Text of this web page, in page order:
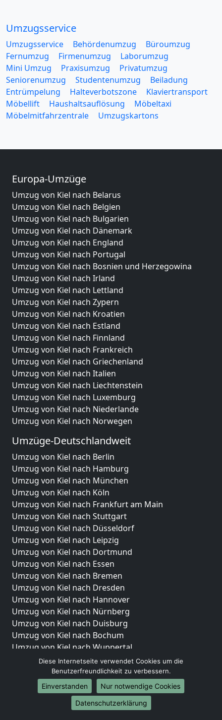
Umzugsservice
Umzugsservice Behördenumzug
Büroumzug
Fernumzug
Firmenumzug
Laborumzug
Mini Umzug
Praxisumzug
Privatumzug
Seniorenumzug
Studentenumzug
Beiladung
Entrümpelung
Halteverbotszone
Klaviertransport
Möbellift
Haushaltsauflösung
Möbeltaxi
Möbelmitfahrzentrale
Umzugskartons
Europa-Umzüge
Umzug von Kiel nach Belarus
Umzug von Kiel nach Belgien
Umzug von Kiel nach Bulgarien
Umzug von Kiel nach Dänemark
Umzug von Kiel nach England
Umzug von Kiel nach Portugal
Umzug von Kiel nach Bosnien und Herzegowina
Umzug von Kiel nach Irland
Umzug von Kiel nach Lettland
Umzug von Kiel nach Zypern
Umzug von Kiel nach Kroatien
Umzug von Kiel nach Estland
Umzug von Kiel nach Finnland
Umzug von Kiel nach Frankreich
Umzug von Kiel nach Griechenland
Umzug von Kiel nach Italien
Umzug von Kiel nach Liechtenstein
Umzug von Kiel nach Luxemburg
Umzug von Kiel nach Niederlande
Umzug von Kiel nach Norwegen
Umzüge-Deutschlandweit
Umzug von Kiel nach Berlin
Umzug von Kiel nach Hamburg
Umzug von Kiel nach München
Umzug von Kiel nach Köln
Umzug von Kiel nach Frankfurt am Main
Umzug von Kiel nach Stuttgart
Umzug von Kiel nach Düsseldorf
Umzug von Kiel nach Leipzig
Umzug von Kiel nach Dortmund
Umzug von Kiel nach Essen
Umzug von Kiel nach Bremen
Umzug von Kiel nach Dresden
Umzug von Kiel nach Hannover
Umzug von Kiel nach Nürnberg
Umzug von Kiel nach Duisburg
Umzug von Kiel nach Bochum
Umzug von Kiel nach Wuppertal
Umzug von Kiel nach Bielefeld
Umzug von Kiel nach Bonn
Umzug von Kiel nach Münster
Internationale-Umzüge
Diese Internetseite verwendet Cookies um die
Benutzerfreundlichkeit zu verbessern.
Einverstanden
Nur notwendige Cookies
Datenschutzerklärung